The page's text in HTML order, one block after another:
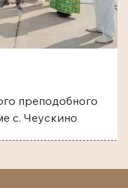
преподобного
с. Чеускино